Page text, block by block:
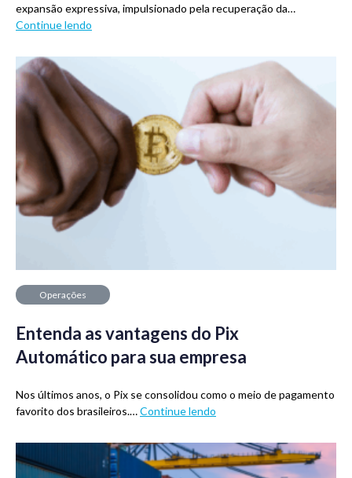
expansão expressiva, impulsionado pela recuperação da…
Continue lendo
Operações
Entenda as vantagens do Pix
Automático para sua empresa
Nos últimos anos, o Pix se consolidou como o meio de pagamento
favorito dos brasileiros.…Continue lendo